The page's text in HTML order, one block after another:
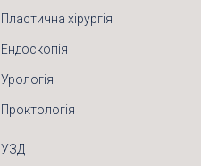
Пластична хірургія
Ендоскопія
Урологія
Проктологія
УЗД